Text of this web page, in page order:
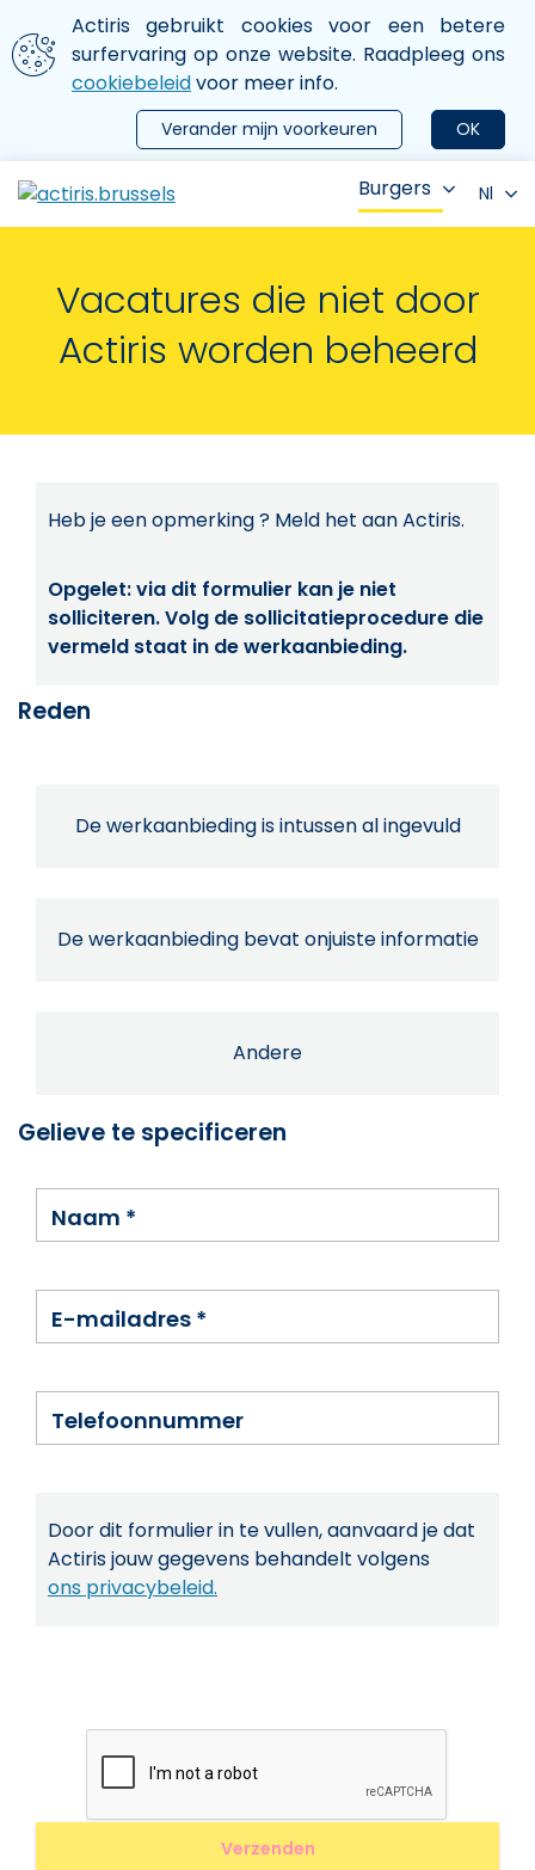
Aller au contenu principal
We gebruiken cookies
Actiris gebruikt cookies voor een betere
surfervaring op onze website. Raadpleeg ons
cookiebeleidvoor meer info.
OK
Verander mijn voorkeuren
le menu
Burgers Nl
Vacatures die niet door
Actiris worden beheerd
Heb je een opmerking ? Meld het aan Actiris.
Opgelet: via dit formulier kan je niet
solliciteren. Volg de sollicitatieprocedure die
vermeld staat in de werkaanbieding.
Reden
De werkaanbieding is intussen al ingevuld
De werkaanbieding bevat onjuiste informatie
Andere
Gelieve te specificeren
Naam *
E-mailadres *
Telefoonnummer
Door dit formulier in te vullen, aanvaard je dat
Actiris jouw gegevens behandelt volgens
ons privacybeleid.